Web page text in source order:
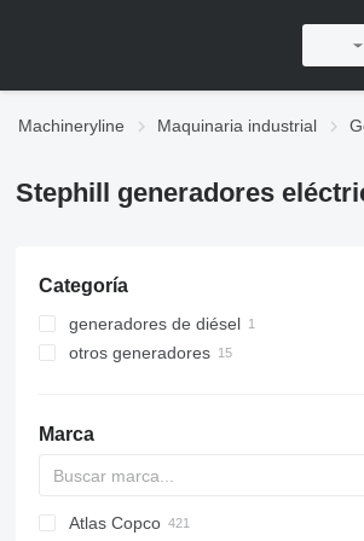
Machineryline Maquinaria industrial
Stephill generadores
Categoría
generadores de diésel
otros generadores
Marca
APD
AG3
Atlas Copco